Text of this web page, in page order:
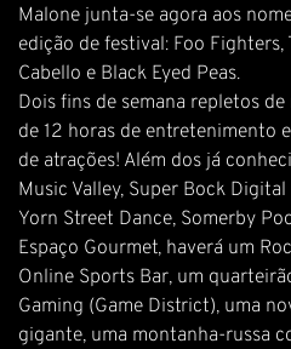
Malone junta-se agora aos
edição de festival: Foo Fighters,
Cabello e Black Eyed Peas.
Dois fins de semana repletos
de 12 horas de entretenimento
de atrações! Além dos já
Music Valley, Super Bock
Yorn Street Dance, Somerby
Espaço Gourmet, haverá um
Online Sports Bar, um
Gaming (Game District), uma
gigante, uma montanha-russa